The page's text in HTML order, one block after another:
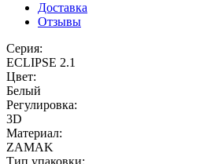
Доставка
Отзывы
Серия:
ECLIPSE 2.1
Цвет:
Белый
Регулировка:
3D
Материал:
ZAMAK
Тип упаковки: